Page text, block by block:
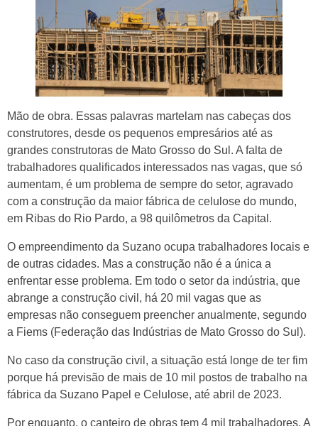
Mão de obra. Essas palavras martelam nas cabeças dos
construtores, desde os pequenos empresários até as
grandes construtoras de Mato Grosso do Sul. A falta de
trabalhadores qualificados interessados nas vagas, que só
aumentam, é um problema de sempre do setor, agravado
com a construção da maior fábrica de celulose do mundo,
em Ribas do Rio Pardo, a 98 quilômetros da Capital.
O empreendimento da Suzano ocupa trabalhadores locais e
de outras cidades. Mas a construção não é a única a
enfrentar esse problema. Em todo o setor da indústria, que
abrange a construção civil, há 20 mil vagas que as
empresas não conseguem preencher anualmente, segundo
a Fiems (Federação das Indústrias de Mato Grosso do Sul).
No caso da construção civil, a situação está longe de ter fim
porque há previsão de mais de 10 mil postos de trabalho na
fábrica da Suzano Papel e Celulose, até abril de 2023.
Por enquanto, o canteiro de obras tem 4 mil trabalhadores. A